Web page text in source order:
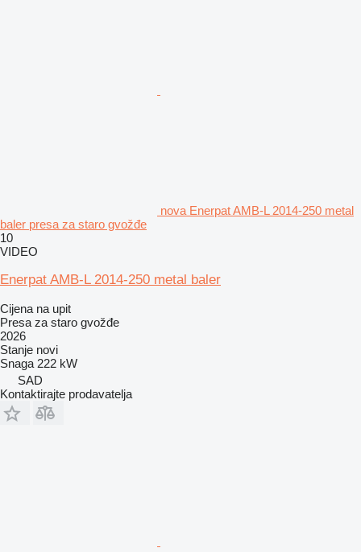
nova Enerpat AMB-L 2014-250 metal
baler presa za staro gvožđe
10
VIDEO
Enerpat AMB-L 2014-250 metal baler
Cijena na upit
Presa za staro gvožđe
2026
Stanje novi
Snaga 222 kW
SAD
Kontaktirajte prodavatelja